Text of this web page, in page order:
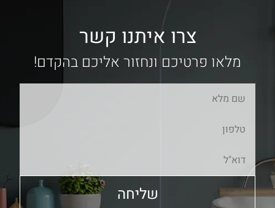
צרו איתנו קשר
מלאו פרטיכם ונחזור אליכם בהקדם!
שליחה